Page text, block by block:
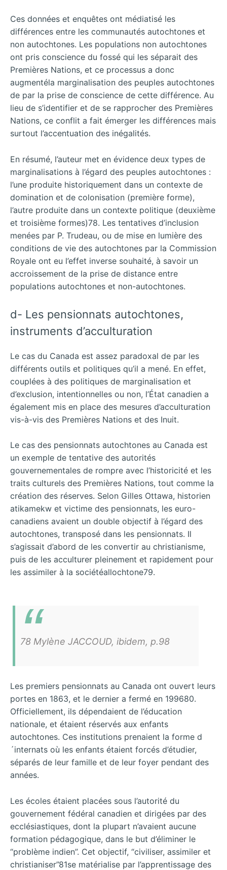
Ces données et enquêtes ont médiatisé les
différences entre les communautés autochtones et
non autochtones. Les populations non autochtones
ont pris conscience du fossé qui les séparait des
Premières Nations, et ce processus a donc
augmentéla marginalisation des peuples autochtones
de par la prise de conscience de cette différence. Au
lieu de s’identifier et de se rapprocher des Premières
Nations, ce conflit a fait émerger les différences mais
surtout l’accentuation des inégalités.
En résumé, l’auteur met en évidence deux types de
marginalisations à l’égard des peuples autochtones :
l’une produite historiquement dans un contexte de
domination et de colonisation (première forme),
l’autre produite dans un contexte politique (deuxième
et troisième formes)78. Les tentatives d’inclusion
menées par P. Trudeau, ou de mise en lumière des
conditions de vie des autochtones par la Commission
Royale ont eu l’effet inverse souhaité, à savoir un
accroissement de la prise de distance entre
populations autochtones et non-autochtones.
d- Les pensionnats autochtones,
instruments d’acculturation
Le cas du Canada est assez paradoxal de par les
différents outils et politiques qu’il a mené. En effet,
couplées à des politiques de marginalisation et
d’exclusion, intentionnelles ou non, l’État canadien a
également mis en place des mesures d’acculturation
vis-à-vis des Premières Nations et des Inuit.
Le cas des pensionnats autochtones au Canada est
un exemple de tentative des autorités
gouvernementales de rompre avec l’historicité et les
traits culturels des Premières Nations, tout comme la
création des réserves. Selon Gilles Ottawa, historien
atikamekw et victime des pensionnats, les euro-
canadiens avaient un double objectif à l’égard des
autochtones, transposé dans les pensionnats. Il
s’agissait d’abord de les convertir au christianisme,
puis de les acculturer pleinement et rapidement pour
les assimiler à la sociétéallochtone79.
78 Mylène JACCOUD, ibidem, p.98
Les premiers pensionnats au Canada ont ouvert leurs
portes en 1863, et le dernier a fermé en 199680.
Officiellement, ils dépendaient de l’éducation
nationale, et étaient réservés aux enfants
autochtones. Ces institutions prenaient la forme d
´internats où les enfants étaient forcés d’étudier,
séparés de leur famille et de leur foyer pendant des
années.
Les écoles étaient placées sous l’autorité du
gouvernement fédéral canadien et dirigées par des
ecclésiastiques, dont la plupart n’avaient aucune
formation pédagogique, dans le but d’éliminer le
“problème indien”. Cet objectif, “civiliser, assimiler et
christianiser”81se matérialise par l’apprentissage des